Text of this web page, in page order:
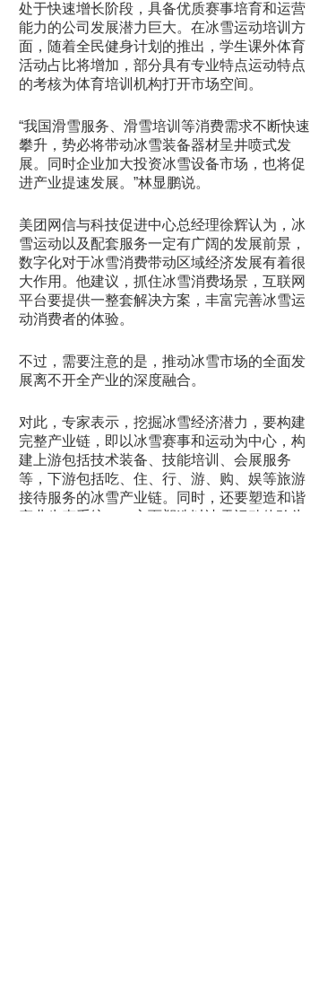
处于快速增长阶段，具备优质赛事培育和运营
能力的公司发展潜力巨大。在冰雪运动培训方
面，随着全民健身计划的推出，学生课外体育
活动占比将增加，部分具有专业特点运动特点
的考核为体育培训机构打开市场空间。
“我国滑雪服务、滑雪培训等消费需求不断快速
攀升，势必将带动冰雪装备器材呈井喷式发
展。同时企业加大投资冰雪设备市场，也将促
进产业提速发展。”林显鹏说。
美团网信与科技促进中心总经理徐辉认为，冰
雪运动以及配套服务一定有广阔的发展前景，
数字化对于冰雪消费带动区域经济发展有着很
大作用。他建议，抓住冰雪消费场景，互联网
平台要提供一整套解决方案，丰富完善冰雪运
动消费者的体验。
不过，需要注意的是，推动冰雪市场的全面发
展离不开全产业的深度融合。
对此，专家表示，挖掘冰雪经济潜力，要构建
完整产业链，即以冰雪赛事和运动为中心，构
建上游包括技术装备、技能培训、会展服务
等，下游包括吃、住、行、游、购、娱等旅游
接待服务的冰雪产业链。同时，还要塑造和谐
产业生态系统，一方面塑造以冰雪运动体验为